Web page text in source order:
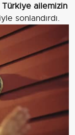
ailemizin
sonlandırdı.